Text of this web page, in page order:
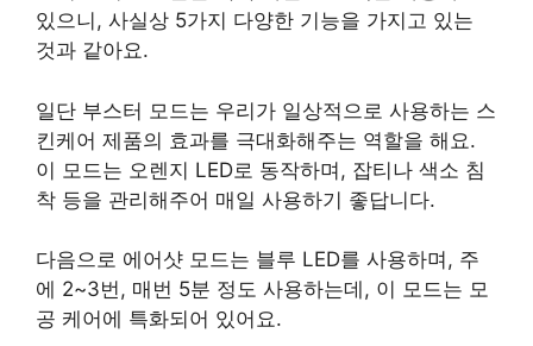
있으니, 사실상 5가지 다양한 기능을 가지고 있는
것과 같아요.
일단 부스터 모드는 우리가 일상적으로 사용하는 스
킨케어 제품의 효과를 극대화해주는 역할을 해요.
이 모드는 오렌지 LED로 동작하며, 잡티나 색소 침
착 등을 관리해주어 매일 사용하기 좋답니다.
다음으로 에어샷 모드는 블루 LED를 사용하며, 주
에 2~3번, 매번 5분 정도 사용하는데, 이 모드는 모
공 케어에 특화되어 있어요.